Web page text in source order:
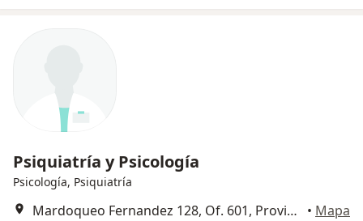
Psiquiatría y Psicología
Psicología, Psiquiatría
Mardoqueo Fernandez 128, Of. 601, Providencia • Mapa